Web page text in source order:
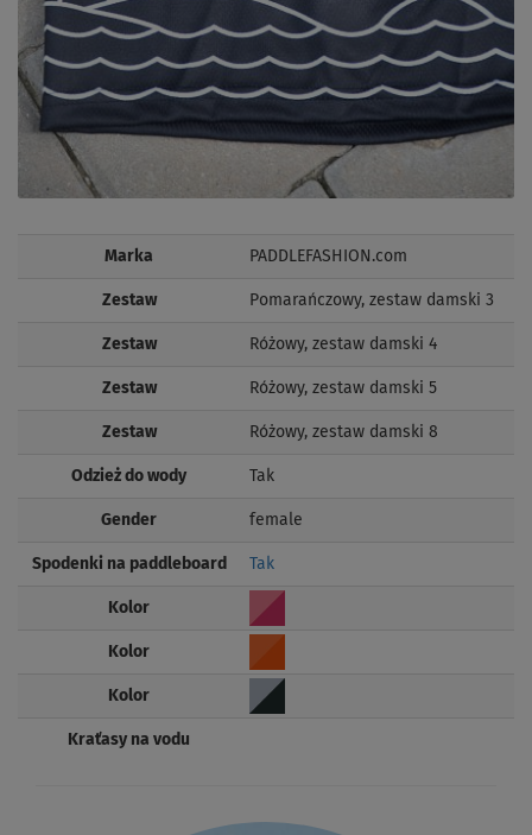
Marka PADDLEFASHION.com
Zestaw Pomarańczowy, zestaw damski 3
Zestaw Różowy, zestaw damski 4
Zestaw Różowy, zestaw damski 5
Zestaw Różowy, zestaw damski 8
Odzież do wody Tak
Gender female
Spodenki na paddleboard Tak
Kolor
Kolor
Kolor
Kraťasy na vodu